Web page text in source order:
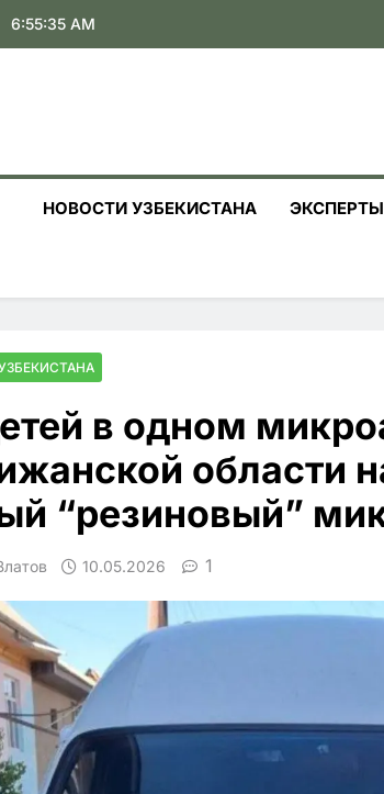
6:55:36 AM
НОВОСТИ УЗБЕКИСТАНА ЭКСПЕРТЫ
в одном
области
“резиновый”
10.05.2026 1